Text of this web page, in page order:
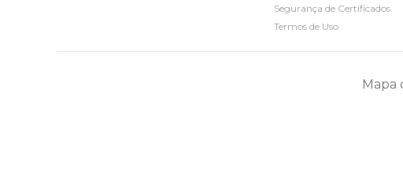
Segurança de Certificados
Termos de Uso
Mapa